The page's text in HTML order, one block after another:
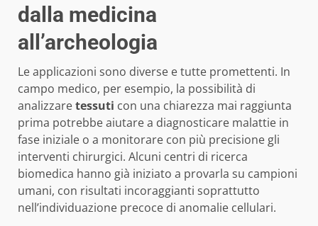
dalla medicina
all’archeologia
Le applicazioni sono diverse e tutte promettenti. In
campo medico, per esempio, la possibilità di
analizzaretessuti con una chiarezza mai raggiunta
prima potrebbe aiutare a diagnosticare malattie in
fase iniziale o a monitorare con più precisione gli
interventi chirurgici. Alcuni centri di ricerca
biomedica hanno già iniziato a provarla su campioni
umani, con risultati incoraggianti soprattutto
nell’individuazione precoce di anomalie cellulari.